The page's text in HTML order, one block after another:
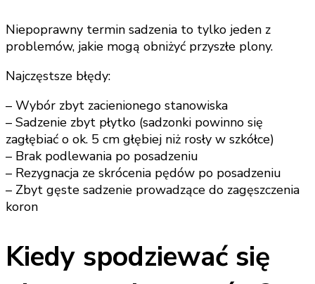
Niepoprawny termin sadzenia to tylko jeden z
problemów, jakie mogą obniżyć przyszłe plony.
Najczęstsze błędy:
– Wybór zbyt zacienionego stanowiska
– Sadzenie zbyt płytko (sadzonki powinno się
zagłębiać o ok. 5 cm głębiej niż rosły w szkółce)
– Brak podlewania po posadzeniu
– Rezygnacja ze skrócenia pędów po posadzeniu
– Zbyt gęste sadzenie prowadzące do zagęszczenia
koron
Kiedy spodziewać się